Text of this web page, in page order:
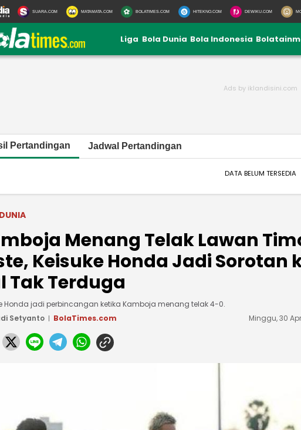
SUARA.COM MATAMATA.COM BOLATIMES.COM HITEKNO.COM DEWIKU.COM
Liga Bola Dunia Bola Indonesia
Pertandingan Jadwal Pertandingan
DATA BELUM TERSEDIA
Menang Telak Lawan
Keisuke Honda Jadi Sorotan
Tak Terduga
Honda jadi perbincangan ketika Kamboja menang telak 4-0.
Setyanto
BolaTimes.com Minggu, 30